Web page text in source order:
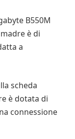
B550M
madre è di
a
scheda
è dotata di
connessione